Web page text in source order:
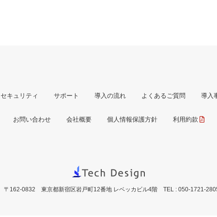
セキュリティ サポート 導入の流れ よくあるご質問 導入
お問い合わせ 会社概要 個人情報保護方針 利用約款
〒162-0832 東京都新宿区岩戸町12番地 レベッカビル4階 TEL : 050-1721-